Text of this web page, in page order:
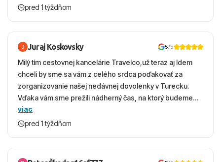
krasny, cisty. Sluzby top. Strava, prostredie, more,
pred 1 týždňom
Juraj Koskovsky 5/5
Milý tím cestovnej kancelárie Travelco,už teraz aj Idem
chceli by sme sa vám z celého srdca poďakovať za
zorganizovanie našej nedávnej dovolenky v Turecku.
Vďaka vám sme prežili nádherný čas, na ktorý budeme
ešte dlho s úsmevom spomínať. ​Všetko prebehlo
absolútne hladko – od prvotného výberu zájazdu, cez
bola to trefa do čierneho! ​Čo nás dostalo najviac: ​Skvelé
viac
pred 1 týždňom